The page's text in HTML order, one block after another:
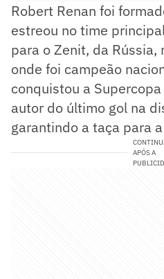
Robert Renan foi
estreou no time
para o Zenit, da
onde foi campeão
conquistou a
autor do último gol na
garantindo a taça para
APÓS A